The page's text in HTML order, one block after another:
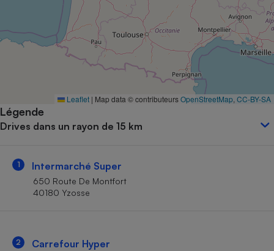
Leaflet | Map data © contributeursOpenStreetMap CC-BY-SA
Légende
Drives dans un rayon de 15 km
1 Intermarché Super
650 Route De Montfort
40180 Yzosse
2 Carrefour Hyper
Complément
alimentaire
Assurance emprunteur
Petit électroménager -
Mutuelle